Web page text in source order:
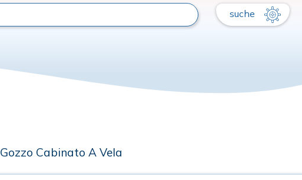
suche
Gozzo Cabinato A Vela